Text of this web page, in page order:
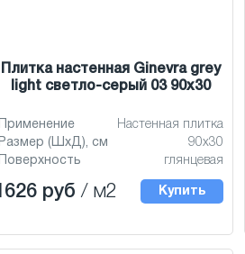
Плитка настенная Ginevra grey
light светло-серый 03 90x30
Применение
Настенная плитка
Размер (ШхД), см
90x30
Поверхность
глянцевая
руб / м2 Купить